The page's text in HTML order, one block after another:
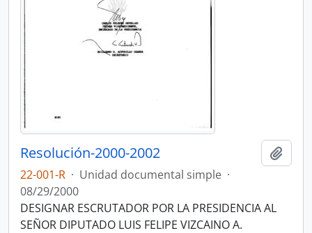
Resolución-2000-2002
22-001-R · Unidad documental simple ·
08/29/2000
DESIGNAR ESCRUTADOR POR LA PRESIDENCIA AL
SEÑOR DIPUTADO LUIS FELIPE VIZCAINO A.